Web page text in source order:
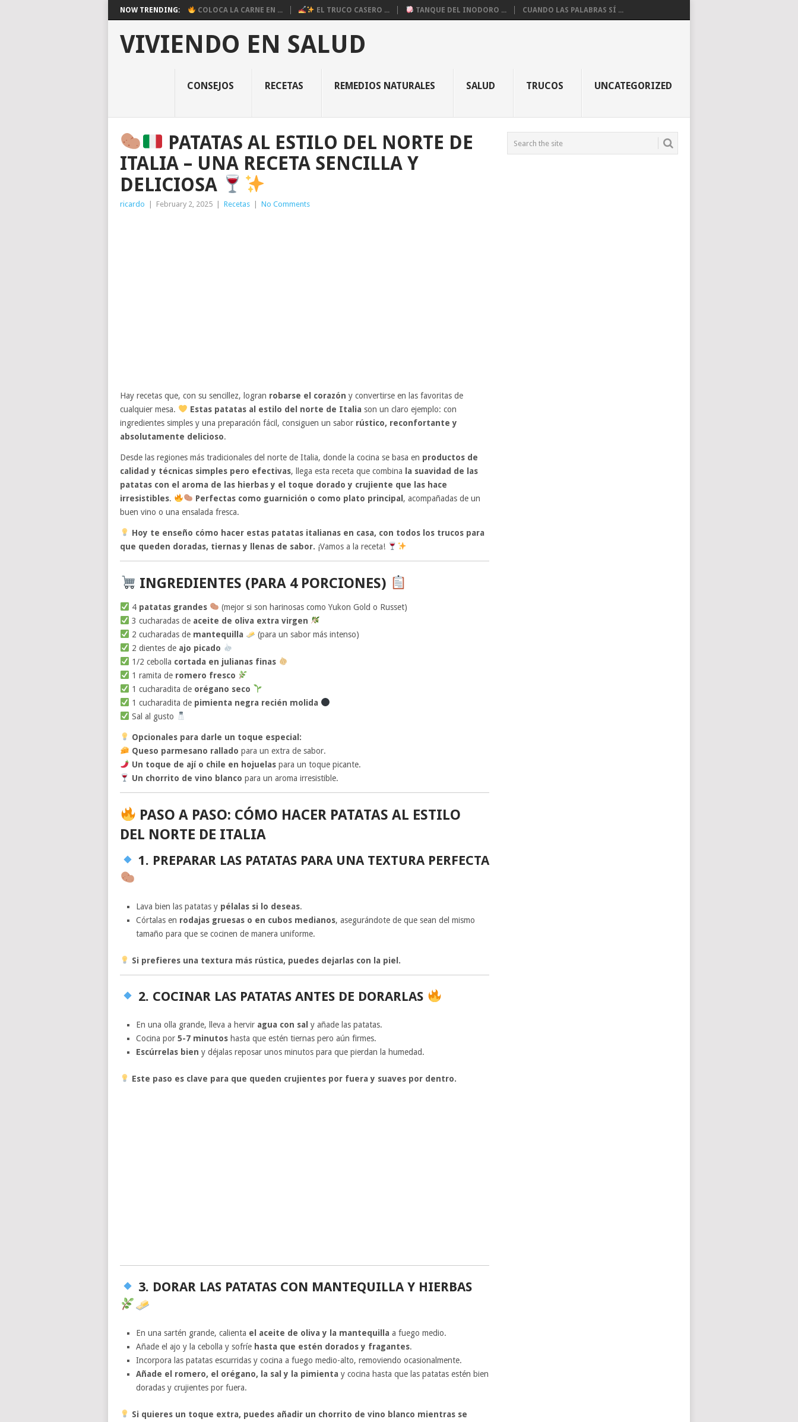
NOW TRENDING: COLOCA LA CARNE EN ... EL TRUCO CASERO ... TANQUE DEL INODORO ... CUANDO LAS PALABRAS SÍ ...
VIVIENDO EN SALUD
CONSEJOS RECETAS REMEDIOS NATURALES SALUD TRUCOS UNCATEGORIZED
PATATAS AL ESTILO DEL NORTE DE
ITALIA – UNA RECETA SENCILLA Y
DELICIOSA
ricardo | February 2, 2025 | Recetas | No Comments
Hay recetas que, con su sencillez, logran robarse el corazón y convertirse en las favoritas de
cualquier mesa.
Estas patatas al estilo del norte de Italia son un claro ejemplo: con
ingredientes simples y una preparación fácil, consiguen un sabor rústico, reconfortante y
absolutamente delicioso.
Desde las regiones más tradicionales del norte de Italia, donde la cocina se basa en productos de
calidad y técnicas simples pero efectivas, llega esta receta que combina
la suavidad de las
patatas con el aroma de las hierbas y el toque dorado y crujiente que las hace
irresistibles. Perfectas como guarnición o como plato principal , acompañadas de un
buen vino o una ensalada fresca.
Hoy te enseño cómo hacer estas patatas italianas en casa, con todos los trucos para
que queden doradas, tiernas y llenas de sabor. ¡Vamos a la receta!
INGREDIENTES (PARA 4 PORCIONES)
4 patatas grandes
(mejor si son harinosas como Yukon Gold o Russet)
3 cucharadas de aceite de oliva extra virgen
2 cucharadas de mantequilla
(para un sabor más intenso)
2 dientes de ajo picado
1/2 cebolla cortada en julianas finas
1 ramita de romero fresco
1 cucharadita de orégano seco
1 cucharadita de pimienta negra recién molida
Sal al gusto
Opcionales para darle un toque especial:
Queso parmesano rallado para un extra de sabor.
Un toque de ají o chile en hojuelaspara un toque picante.
Un chorrito de vino blanco para un aroma irresistible.
PASO A PASO: CÓMO HACER PATATAS AL ESTILO
DEL NORTE DE ITALIA
1. PREPARAR LAS PATATAS PARA UNA TEXTURA PERFECTA
Lava bien las patatas y pélalas si lo deseas.
Córtalas en rodajas gruesas o en cubos medianos, asegurándote de que sean del mismo
tamaño para que se cocinen de manera uniforme.
Si prefieres una textura más rústica, puedes dejarlas con la piel.
2. COCINAR LAS PATATAS ANTES DE DORARLAS
En una olla grande, lleva a hervir agua con sal y añade las patatas.
Cocina por 5-7 minutoshasta que estén tiernas pero aún firmes.
Escúrrelas bien y déjalas reposar unos minutos para que pierdan la humedad.
Este paso es clave para que queden crujientes por fuera y suaves por dentro.
3. DORAR LAS PATATAS CON MANTEQUILLA Y HIERBAS
En una sartén grande, calienta el aceite de oliva y la mantequilla a fuego medio.
Añade el ajo y la cebolla y sofríe hasta que estén dorados y fragantes.
Incorpora las patatas escurridas y cocina a fuego medio-alto, removiendo ocasionalmente.
Añade el romero, el orégano, la sal y la pimienta y cocina hasta que las patatas estén bien
doradas y crujientes por fuera.
Si quieres un toque extra, puedes añadir un chorrito de vino blanco mientras se